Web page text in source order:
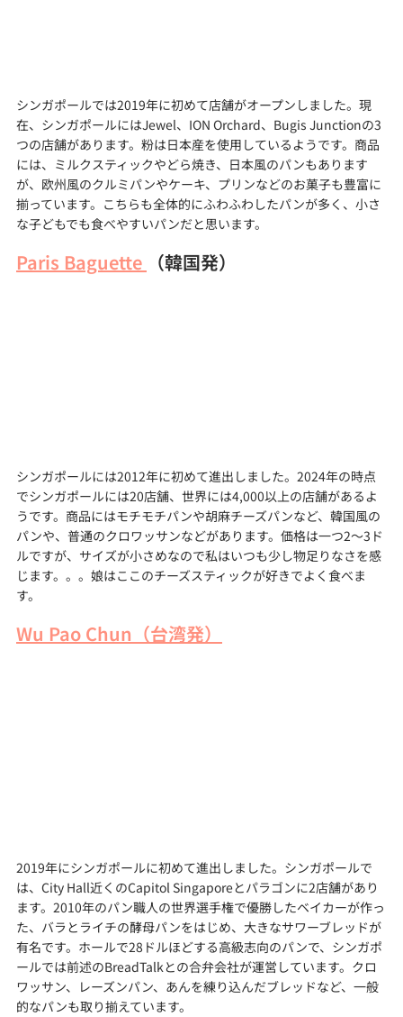
シンガポールでは2019年に初めて店舗がオープンしました。現
在、シンガポールにはJewel、ION Orchard、Bugis Junctionの3
つの店舗があります。粉は日本産を使用しているようです。商品
には、ミルクスティックやどら焼き、日本風のパンもあります
が、欧州風のクルミパンやケーキ、プリンなどのお菓子も豊富に
揃っています。こちらも全体的にふわふわしたパンが多く、小さ
な子どもでも食べやすいパンだと思います。
Paris Baguette （韓国発）
シンガポールには2012年に初めて進出しました。2024年の時点
でシンガポールには20店舗、世界には4,000以上の店舗があるよ
うです。商品にはモチモチパンや胡麻チーズパンなど、韓国風の
パンや、普通のクロワッサンなどがあります。価格は一つ2〜3ド
ルですが、サイズが小さめなので私はいつも少し物足りなさを感
じます。。。娘はここのチーズスティックが好きでよく食べま
す。
Wu Pao Chun（台湾発）
2019年にシンガポールに初めて進出しました。シンガポールで
は、City Hall近くのCapitol Singaporeとパラゴンに2店舗があり
ます。2010年のパン職人の世界選手権で優勝したベイカーが作っ
た、バラとライチの酵母パンをはじめ、大きなサワーブレッドが
有名です。ホールで28ドルほどする高級志向のパンで、シンガポ
ールでは前述のBreadTalkとの合弁会社が運営しています。クロ
ワッサン、レーズンパン、あんを練り込んだブレッドなど、一般
的なパンも取り揃えています。